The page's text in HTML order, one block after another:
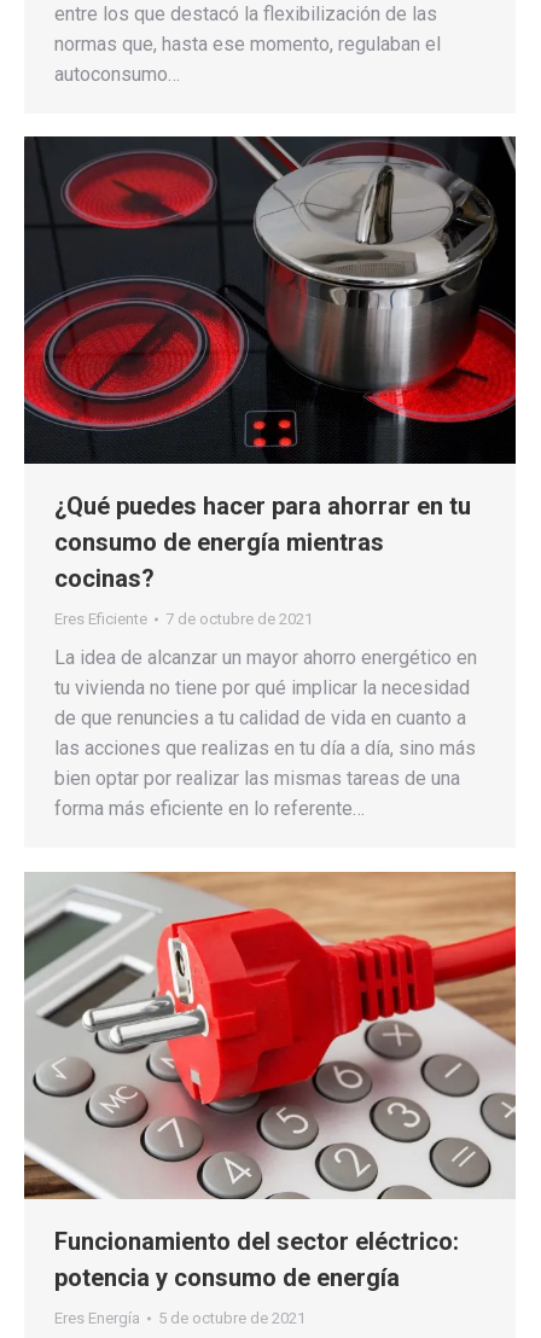
entre los que destacó la flexibilización de las
normas que, hasta ese momento, regulaban el
autoconsumo…
¿Qué puedes hacer para ahorrar en tu
consumo de energía mientras
cocinas?
Eres Eficiente 7 de octubre de 2021
La idea de alcanzar un mayor ahorro energético en
tu vivienda no tiene por qué implicar la necesidad
de que renuncies a tu calidad de vida en cuanto a
las acciones que realizas en tu día a día, sino más
bien optar por realizar las mismas tareas de una
forma más eficiente en lo referente…
Funcionamiento del sector eléctrico:
potencia y consumo de energía
Eres Energía 5 de octubre de 2021